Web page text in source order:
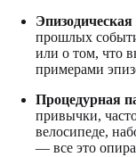
прошлых
или о том, что
примерами
Процедурная
привычки,
велосипеде,
— все это